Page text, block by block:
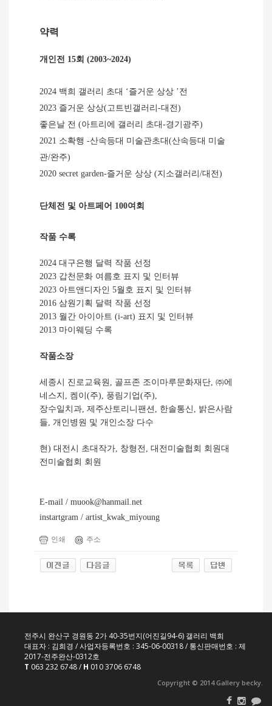
약력
개인전 15회 (2003~2024)
2024 백희 갤러리 초대 ‘즐거운 상상 ’전
2023 즐거운 상상(고트빈갤러리 -대전 )
좋은날 전 (아트리에 갤러리 초대 -경기광주)
2021 소확행 -산속등대 미술관초대 (산속등대 미술
관/완주)
2020 secret garden-즐거운 상상 (지소갤러리 /대전 )
단체전 및 아트페어 100여회
작품 수록
2024 대구은행 달력 작품 선정
2023 갑천문화 여름호 표지 및 인터뷰
2023 아트앤디자인 5월호 표지 및 인터뷰
2016 삼원기획 달력 작품 선정
2013 월간 아이아트 (i-art) 표지 및 인터뷰
2013 마이웨딩 수록
작품소장
세종시 진로교육원 골프존 조이마루문화재단 ㈜에
네스지
켐이 (주), 풍림기업(주),
장수일치과 제주산토리니팬션 한솔통신
밝은사람
들
개인병원 및 개인소장 다수
현 ) 대전시 초대작가 창형전
대전미술협회 회원대
전미술협회 회원
E-mail / muook@hanmail.net
instartgram / artist_kwak_miyoung
인쇄 주소
전주시 완산구 경원동 2가 40-35번지(어진길94-6) 갤러리 백희
대표자 : 김희경 / 사업자등록번호 : 345-06-00318 / 통신판매번호 : 제
2017-전주완산-0312호
T 063 232 6748 / H 010 3706 6748
Copyright © 2014 Gallery becky.